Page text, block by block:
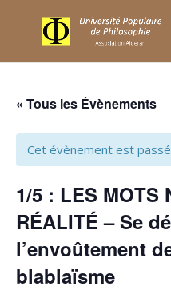
« Tous les Évènements
Cet évènement est
1/5 : LES MOTS
RÉALITÉ – Se
l’envoûtement
blablaïsme